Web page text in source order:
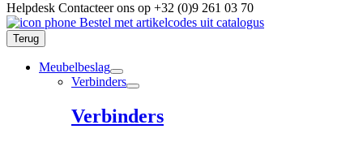
Helpdesk Contacteer ons op +32 (0)9 261 03 70
Bestel met artikelcodes uit catalogus
Terug
Meubelbeslag
Verbinders
Verbinders